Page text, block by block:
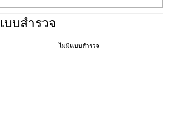
บบสำรวจ
ไม่มีแบบสำรวจ